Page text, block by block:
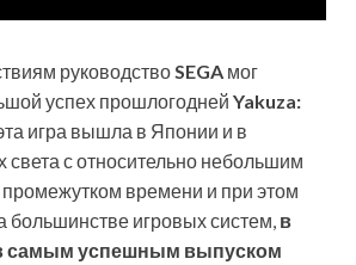
руководство SEGA мог
успех прошлогодней Yakuza:
игра вышла в Японии и в
света с относительно небольшим
времени и при этом
большинстве игровых систем, в
самым успешным выпуском